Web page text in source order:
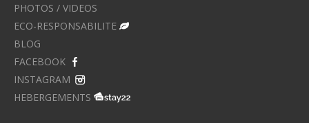
PHOTOS / VIDEOS
ECO-RESPONSABILITE
BLOG
FACEBOOK
INSTAGRAM
HEBERGEMENTS